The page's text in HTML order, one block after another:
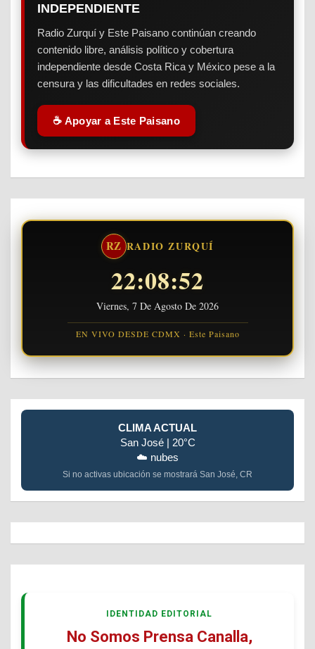
INDEPENDIENTE
Radio Zurquí y Este Paisano continúan creando
contenido libre, análisis político y cobertura
independiente desde Costa Rica y México pese a la
censura y las dificultades en redes sociales.
☕ Apoyar a Este Paisano
RZ RADIO ZURQUÍ
22:08:53
Viernes, 7 De Agosto De 2026
EN VIVO DESDE CDMX · Este Paisano
CLIMA ACTUAL
San José | 20°C
☁️ nubes
Si no activas ubicación se mostrará San José, CR
IDENTIDAD EDITORIAL
No Somos Prensa Canalla,